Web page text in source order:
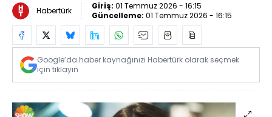
Habertürk Giriş: 01 Temmuz 2026 - 16:15
Güncelleme: 01 Temmuz 2026 - 16:15
Google’da haber kaynağınızı Habertürk olarak seçmek
için tıklayın